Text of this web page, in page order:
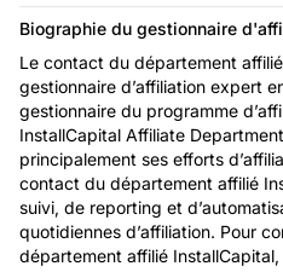
Biographie du gestionnaire
Le contact du département
gestionnaire d’affiliation expert
gestionnaire du programme
InstallCapital Affiliate
principalement ses efforts
contact du département affilié
suivi, de reporting et
quotidiennes d’affiliation. Pour
département affilié